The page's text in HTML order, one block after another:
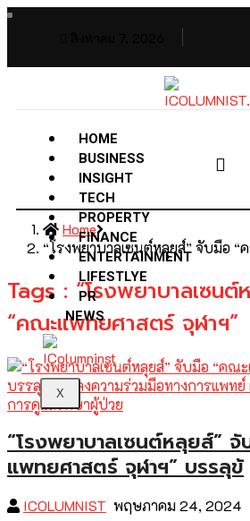
HOME
BUSINESS
INSIGHT
TECH
PROPERTY
FINANCE
ENTERTAINMENT
LIFESTLYE
PR
NEWS
X
Home
“โรงพยาบาลเซนต์หลุยส์” จับมือ
Tags : “โรงพยาบาลเซน
“คณะแพทยศาสตร์ จุฬาฯ”
“โรงพยาบาลเซนต์หลุยส์”
แพทยศาสตร์ จุฬาฯ” บรรลุข้
ICOLUMNIST พฤษภาคม 24, 2024